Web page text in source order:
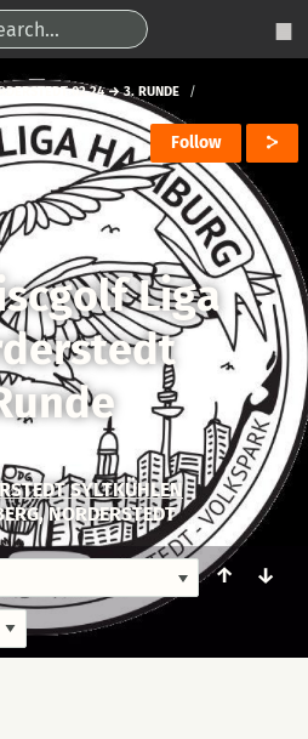
02.24 → 3. RUNDE
Follow
Liga
SYLTKÜHLEN
NORDERSTEDT
↑ ↓